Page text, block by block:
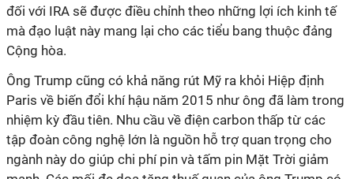
đối với IRA sẽ được điều chỉnh theo những lợi ích kinh tế
mà đạo luật này mang lại cho các tiểu bang thuộc đảng
Cộng hòa.
Ông Trump cũng có khả năng rút Mỹ ra khỏi Hiệp định
Paris về biến đổi khí hậu năm 2015 như ông đã làm trong
nhiệm kỳ đầu tiên. Nhu cầu về điện carbon thấp từ các
tập đoàn công nghệ lớn là nguồn hỗ trợ quan trọng cho
ngành này do giúp chi phí pin và tấm pin Mặt Trời giảm